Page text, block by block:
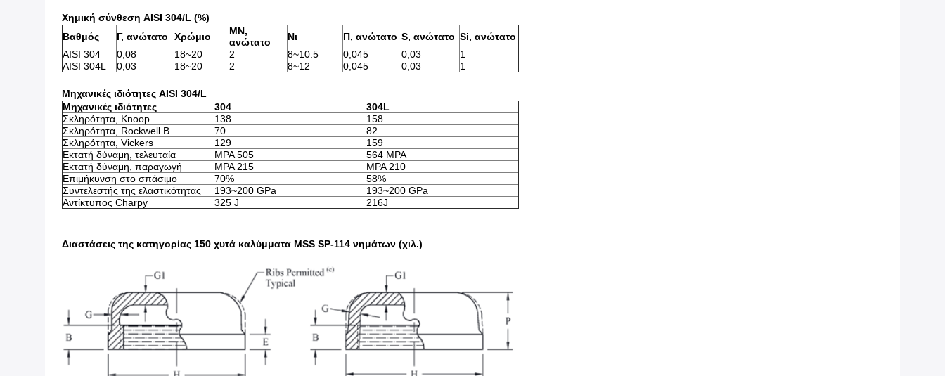
Χημική σύνθεση AISI 304/L (%)
Βαθμός
Γ, ανώτατο Χρώμιο
ΜΝ,
ανώτατο
Νι Π, ανώτατο S, ανώτατο Si, ανώτατο
AISI 304
0,08 18~20 2 8~10.5 0,045 0,03
1
AISI 304L
0,03 18~20 2 8~12 0,045 0,03 1
Μηχανικές ιδιότητες AISI 304/L
Μηχανικές ιδιότητες
304
304L
Σκληρότητα, Knoop
138
158
Σκληρότητα, Rockwell Β
70
82
Σκληρότητα, Vickers
129
159
Εκτατή δύναμη, τελευταία
MPA 505
564 MPA
Εκτατή δύναμη, παραγωγή
MPA 215
MPA 210
Επιμήκυνση στο σπάσιμο
70%
58%
Συντελεστής της ελαστικότητας
193~200 GPa
193~200 GPa
Αντίκτυπος Charpy
325 J 216J
Διαστάσεις της κατηγορίας 150 χυτά καλύμματα MSS SP-114 νημάτων (χιλ.)